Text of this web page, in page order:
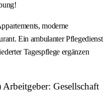
moderne
Ein ambulanter Pflegedienst
Tagespflege ergänzen
Gesellschaft